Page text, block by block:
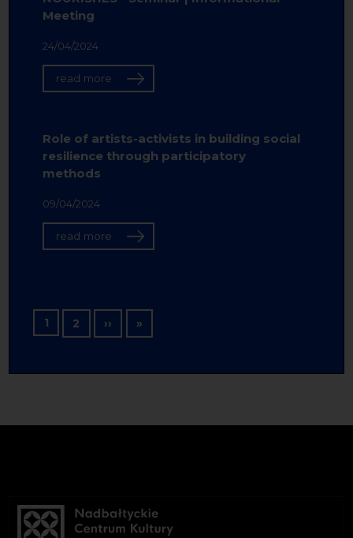
Meeting
24/04/2024
read more
Role of artists-activists in building social
resilience through participatory
methods
09/04/2024
read more
Pagination
1 2 ›› Next page
»Last page